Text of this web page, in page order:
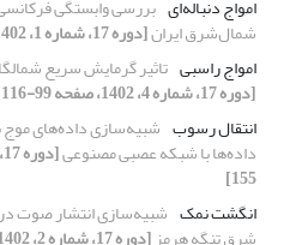
امواج دنباله‌ای بررسی وابستگی
شمال‌شرق ایران[دوره 17، شماره 1، 1402، صفحه 147-162]
امواج راسبی تاثیر گرمایش سریع
[دوره 17، شماره 4، 1402، صفحه 99-116]
انتقال رسوب
داده‌ها با شبکه عصبی مصنوعی
155]
انگشت نمک شبیه‌سازی انتشار صوت
شرق تنگه هرمز[دوره 17، شماره 2، 1402، صفحه 105-125]